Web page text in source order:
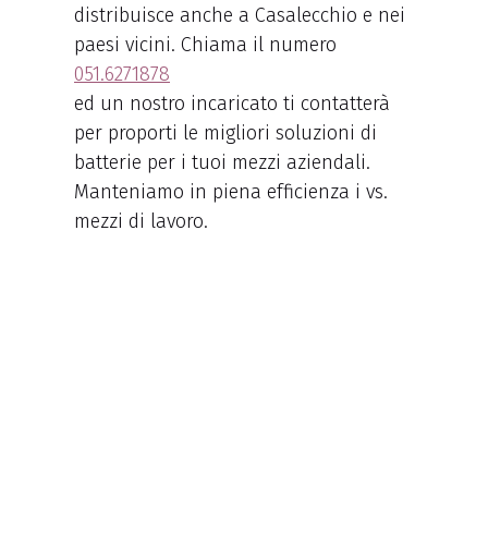
distribuisce anche a Casalecchio e nei
paesi vicini. Chiama il numero
051.6271878
ed un nostro incaricato ti contatterà
per proporti le migliori soluzioni di
batterie per i tuoi mezzi aziendali.
Manteniamo in piena efficienza i vs.
mezzi di lavoro.